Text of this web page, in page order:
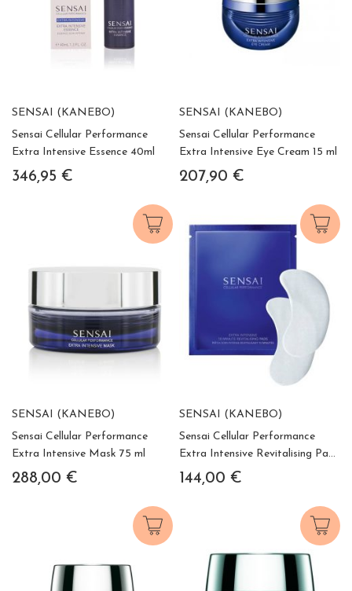
SENSAI (KANEBO)
Sensai Cellular Performance
Extra Intensive Essence 40ml
346,95 €
SENSAI (KANEBO)
Sensai Cellular Performance
Extra Intensive Eye Cream 15 ml
207,90 €
SENSAI (KANEBO)
Sensai Cellular Performance
Extra Intensive Mask 75 ml
288,00 €
SENSAI (KANEBO)
Sensai Cellular Performance
Extra Intensive Revitalising Pads
10 Bolsitas x 2 Parches
144,00 €